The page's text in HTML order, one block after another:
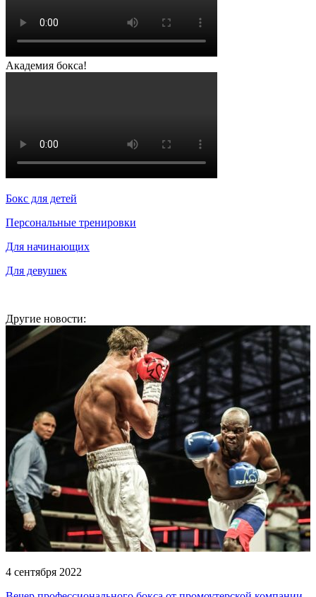
Академия бокса!
Бокс для детей
Персональные тренировки
Для начинающих
Для девушек
Другие новости:
4 сентября 2022